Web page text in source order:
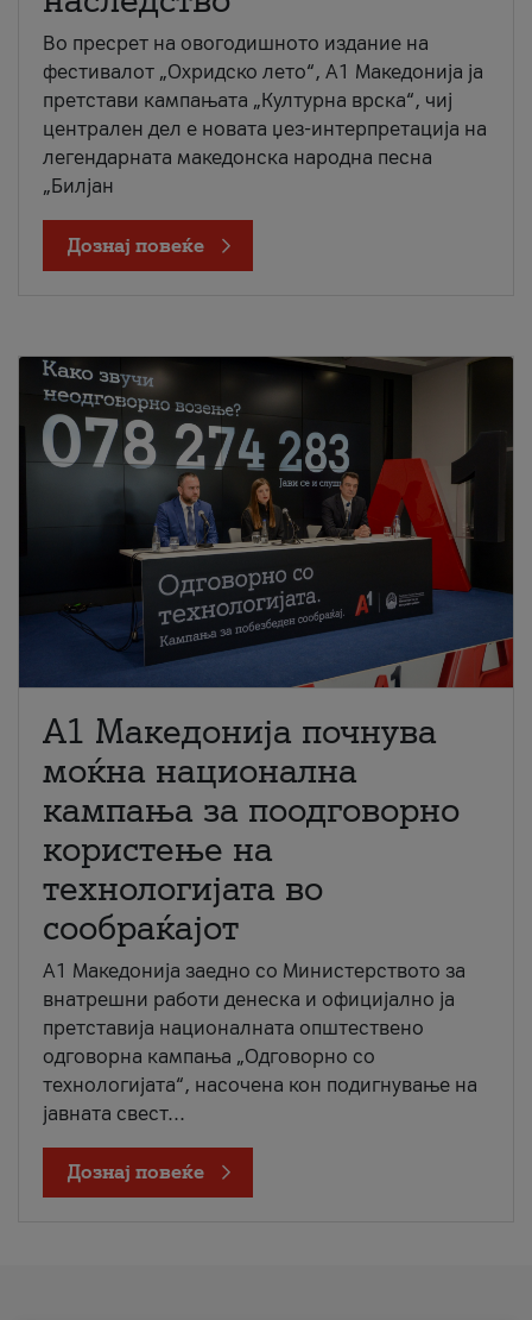
Во пресрет на овогодишното издание на
фестивалот „Охридско лето“, А1 Македонија ја
претстави кампањата „Културна врска“, чиј
централен дел е новата џез-интерпретација на
легендарната македонска народна песна
„Билјан
Дознај повеќе
A1 Македонија почнува
моќна национална
кампања за поодговорно
користење на
технологијата во
сообраќајот
A1 Македонија заедно со Министерството за
внатрешни работи денеска и официјално ја
претставија националната општествено
одговорна кампања „Одговорно со
технологијата“, насочена кон подигнување на
јавната свест...
Дознај повеќе